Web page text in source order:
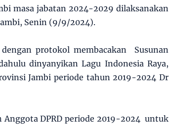
masa jabatan 2024-2029 dilaksanakan
Senin (9/9/2024).
protokol membacakan Susunan
dinyanyikan Lagu Indonesia Raya,
Jambi periode tahun 2019-2024 Dr
DPRD periode 2019-2024 untuk